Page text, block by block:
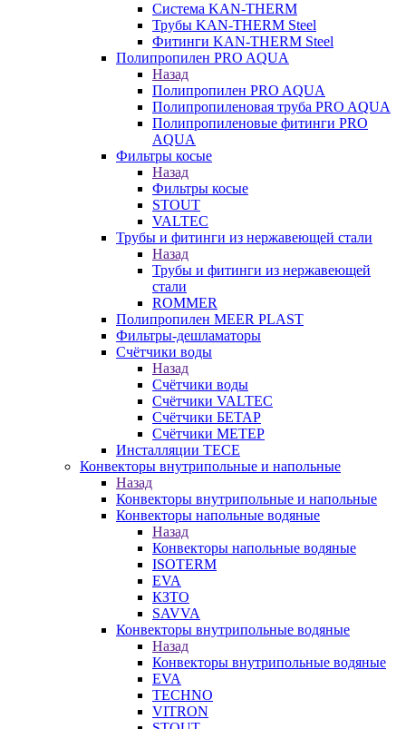
Система KAN-THERM
Трубы KAN-THERM Steel
Фитинги KAN-THERM Steel
Полипропилен PRO AQUA
Назад
Полипропилен PRO AQUA
Полипропиленовая труба PRO AQUA
Полипропиленовые фитинги PRO
AQUA
Фильтры косые
Назад
Фильтры косые
STOUT
VALTEC
Трубы и фитинги из нержавеющей стали
Назад
Трубы и фитинги из нержавеющей
стали
ROMMER
Полипропилен MEER PLAST
Фильтры-дешламаторы
Счётчики воды
Назад
Счётчики воды
Счётчики VALTEC
Счётчики БЕТАР
Счётчики МЕТЕР
Инсталляции TECE
Конвекторы внутрипольные и напольные
Назад
Конвекторы внутрипольные и напольные
Конвекторы напольные водяные
Назад
Конвекторы напольные водяные
ISOTERM
EVA
КЗТО
SAVVA
Конвекторы внутрипольные водяные
Назад
Конвекторы внутрипольные водяные
EVA
TECHNO
VITRON